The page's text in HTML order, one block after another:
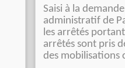
Saisi à la
administratif de
les arrêtés
arrêtés sont pris
des mobilisations